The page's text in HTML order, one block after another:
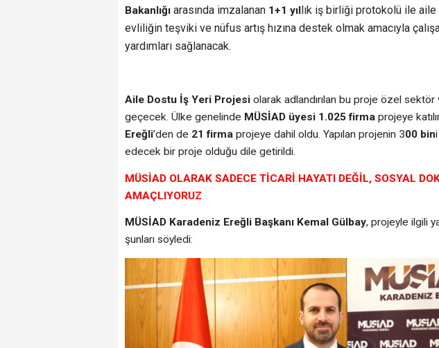
Bakanlığıarasında imzalanan 1+1 yıllık iş birliği protokolü ile aile
evliliğin teşviki ve nüfus artış hızına destek olmak amacıyla
yardımları sağlanacak.
Aile Dostu İş Yeri Projesiolarak adlandırılan bu proje özel sektör
geçecek. Ülke genelinde MÜSİAD üyesi 1.025 firmaprojeye
Ereğli’den de 21 firmaprojeye dahil oldu. Yapılan projenin 300 bin
edecek bir proje olduğu dile getirildi.
MÜSİAD OLARAK SADECE TİCARİ HAYATI DEĞİL, SOSYAL
AMAÇLIYORUZ
MÜSİAD Karadeniz Ereğli Başkanı Kemal Gülbay, projeyle ilgili
şunları söyledi: